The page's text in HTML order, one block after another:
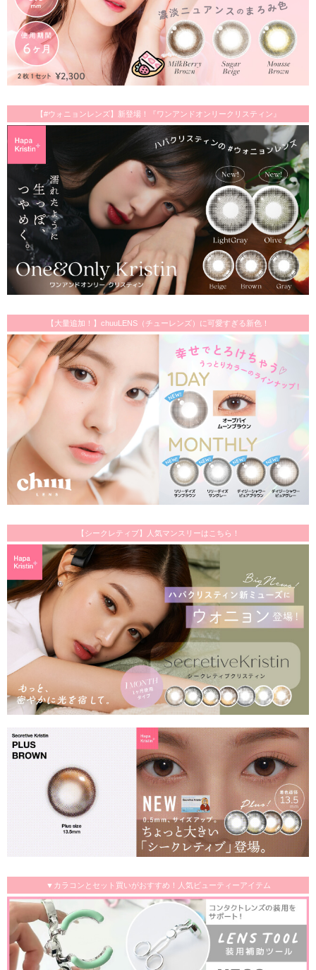
【#ウォニョンレンズ】新登場！『ワンアンドオンリークリスティン』
【大量追加！】chuuLENS（チューレンズ）に可愛すぎる新色！
【シークレティブ】人気マンスリーはこちら！
▼カラコンとセット買いがおすすめ！人気ビューティーアイテム